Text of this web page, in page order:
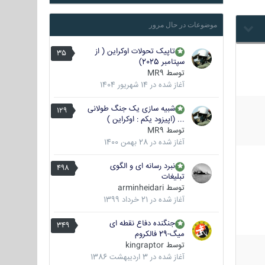
موضوعات در حال مرور
35
تاپیک تحولات اوکراین ( از
سپتامبر 2025)
توسط MR9
آغاز شده در 14 شهریور 1404
129
شبیه سازی یک جنگ طولانی
... (اپیزود یکم : اوکراین )
توسط MR9
آغاز شده در 28 بهمن 1400
498
نبرد رسانه ای و الگوی
تبلیغات
توسط arminheidari
آغاز شده در 21 خرداد 1399
349
جنگنده دفاع نقطه ای
میگ-29 فالکروم
توسط kingraptor
آغاز شده در 3 اردیبهشت 1386